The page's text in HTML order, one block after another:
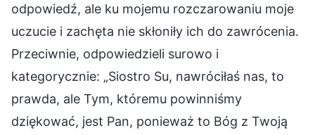
odpowiedź, ale ku mojemu rozczarowaniu moje
uczucie i zachęta nie skłoniły ich do zawrócenia.
Przeciwnie, odpowiedzieli surowo i
kategorycznie: „Siostro Su, nawróciłaś nas, to
prawda, ale Tym, któremu powinniśmy
dziękować, jest Pan, ponieważ to Bóg z Twoją